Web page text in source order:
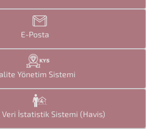
E-Posta
Yönetim Sistemi
Veri İstatistik Sistemi (Havis)